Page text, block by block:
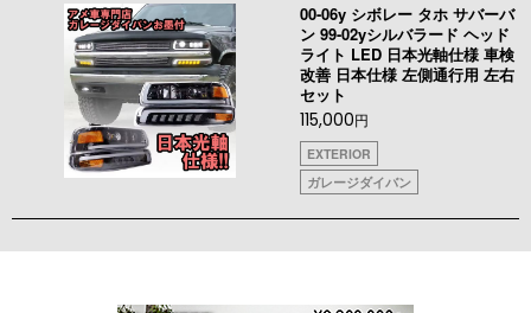
00-06y シボレー タホ サバーバ
ン 99-02yシルバラード ヘッド
ライト LED 日本光軸仕様 車検
改善 日本仕様 左側通行用 左右
セット
115,000円
EXTERIOR
ガレージダイバン